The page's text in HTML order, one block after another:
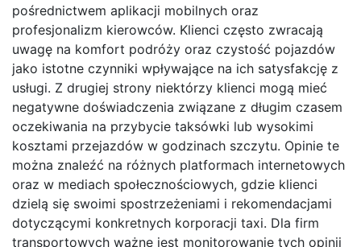
pośrednictwem aplikacji mobilnych oraz
profesjonalizm kierowców. Klienci często zwracają
uwagę na komfort podróży oraz czystość pojazdów
jako istotne czynniki wpływające na ich satysfakcję z
usługi. Z drugiej strony niektórzy klienci mogą mieć
negatywne doświadczenia związane z długim czasem
oczekiwania na przybycie taksówki lub wysokimi
kosztami przejazdów w godzinach szczytu. Opinie te
można znaleźć na różnych platformach internetowych
oraz w mediach społecznościowych, gdzie klienci
dzielą się swoimi spostrzeżeniami i rekomendacjami
dotyczącymi konkretnych korporacji taxi. Dla firm
transportowych ważne jest monitorowanie tych opinii